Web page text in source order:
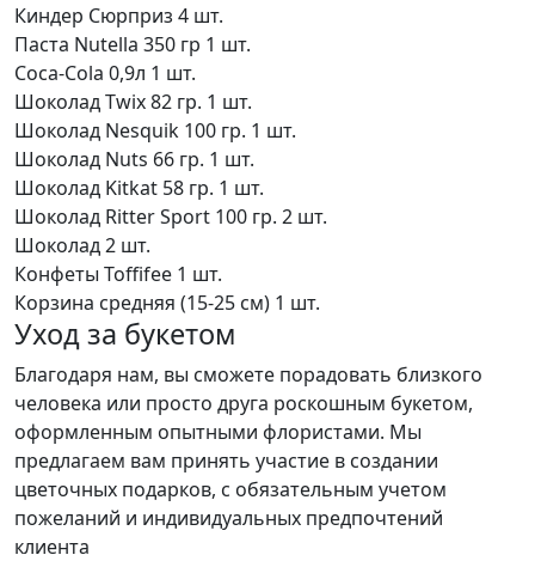
Киндер Сюрприз 4 шт.
Паста Nutella 350 гр 1 шт.
Coca-Cola 0,9л 1 шт.
Шоколад Twix 82 гр. 1 шт.
Шоколад Nesquik 100 гр. 1 шт.
Шоколад Nuts 66 гр. 1 шт.
Шоколад Kitkat 58 гр. 1 шт.
Шоколад Ritter Sport 100 гр. 2 шт.
Шоколад2 шт.
Конфеты Toffifee 1 шт.
Корзина средняя (15-25 см) 1 шт.
Уход за букетом
Благодаря нам, вы сможете порадовать близкого
человека или просто друга роскошным букетом,
оформленным опытными флористами. Мы
предлагаем вам принять участие в создании
цветочных подарков, с обязательным учетом
пожеланий и индивидуальных предпочтений
клиента